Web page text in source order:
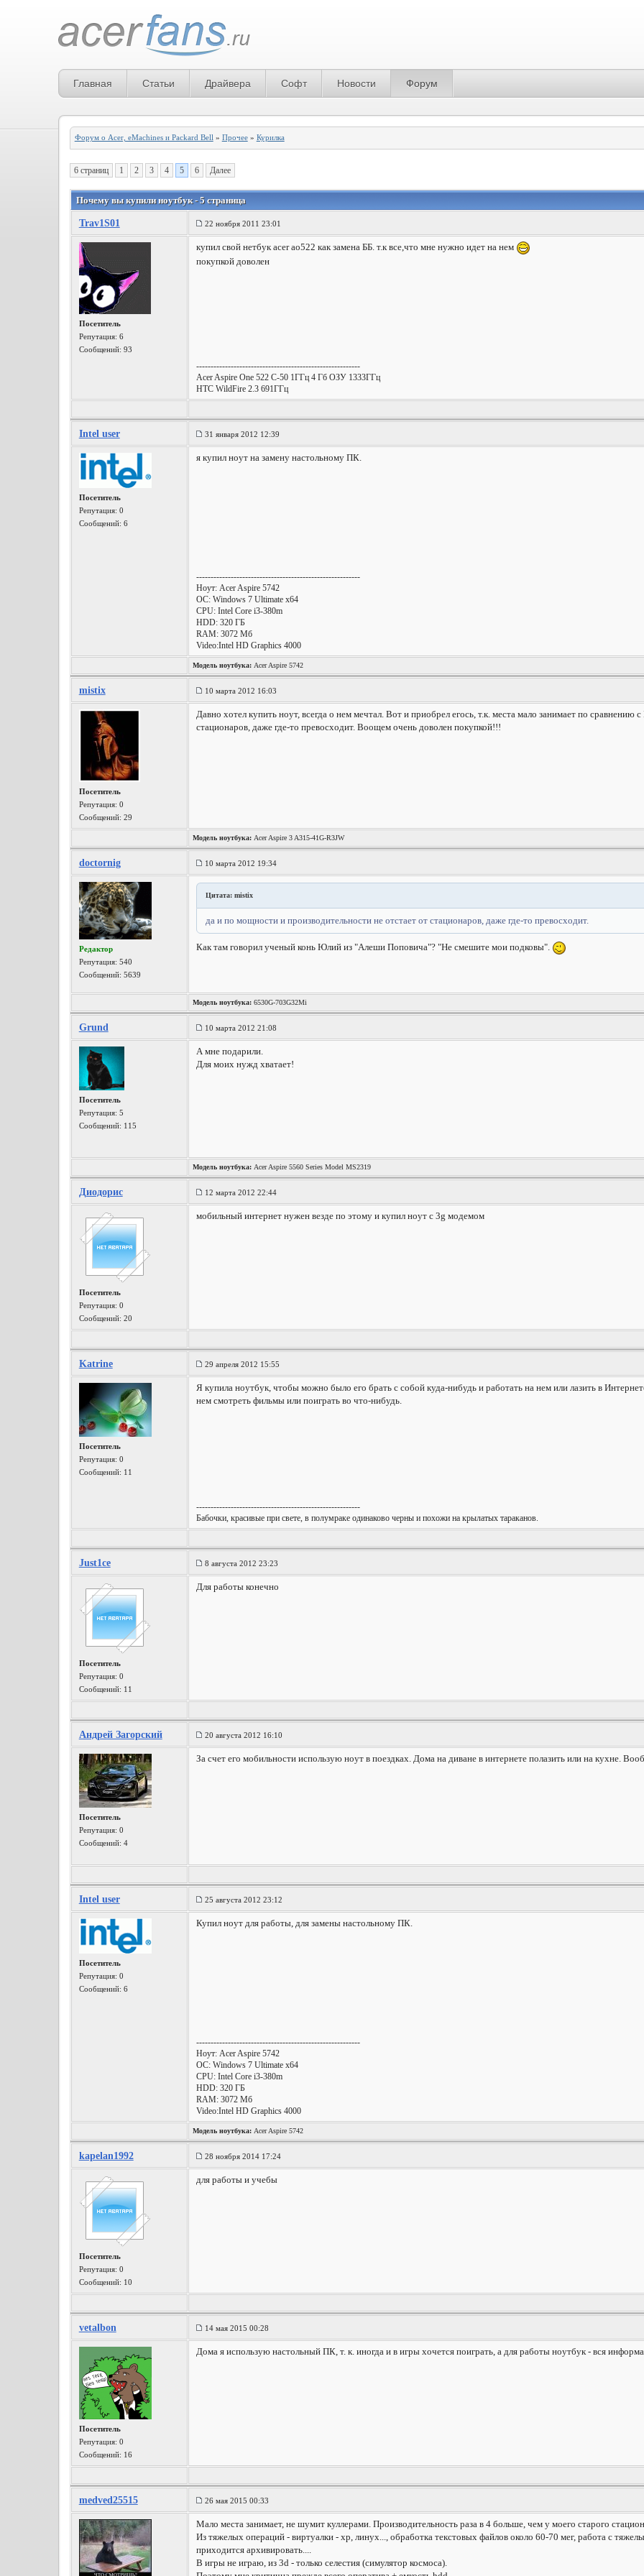
Главная Статьи Драйвера Софт Новости Форум
Форум о Acer, eMachines и Packard Bell » Прочее» Курилка
6 страниц 1 2 3 4 5 6 Далее
Почему вы купили ноутбук - 5 страница
Trav1S01 22 ноября 2011 23:01
Посетитель
Репутация: 6
Сообщений: 93
купил свой нетбук acer ao522 как замена ББ. т.к все,что мне нужно идет на нем
покупкой доволен
---------------------------------------------------------
Acer Aspire One 522 C-50 1ГГц 4 Гб ОЗУ 1333ГГц
HTC WildFire 2.3 691ГГц
Intel user 31 января 2012 12:39
Посетитель
Репутация: 0
Сообщений: 6
я купил ноут на замену настольному ПК.
---------------------------------------------------------
Ноут: Acer Aspire 5742
OC: Windows 7 Ultimate x64
CPU: Intel Core i3-380m
HDD: 320 ГБ
RAM: 3072 Мб
Video:Intel HD Graphics 4000
Модель ноутбука:Acer Aspire 5742
mistix 10 марта 2012 16:03
Посетитель
Репутация: 0
Сообщений: 29
Давно хотел купить ноут, всегда о нем мечтал. Вот и приобрел егось, т.к. места мало занимает по
стационаров, даже где-то превосходит. Воощем очень доволен покупкой!!!
Модель ноутбука:Acer Aspire 3 A315-41G-R3JW
doctornig 10 марта 2012 19:34
Редактор
Репутация: 540
Сообщений: 5639
Цитата: mistix
да и по мощности и производительности не отстает от стационаров, даже где-то превосходит.
Как там говорил ученый конь Юлий из "Алеши Поповича"? "Не смешите мои подковы".
Модель ноутбука:6530G-703G32Mi
Grund 10 марта 2012 21:08
Посетитель
Репутация: 5
Сообщений: 115
А мне подарили.
Для моих нужд хватает!
Модель ноутбука:Acer Aspire 5560 Series Model MS2319
Диодорис 12 марта 2012 22:44
Посетитель
Репутация: 0
Сообщений: 20
мобильный интернет нужен везде по этому и купил ноут с 3g модемом
Katrine 29 апреля 2012 15:55
Посетитель
Репутация: 0
Сообщений: 11
Я купила ноутбук, чтобы можно было его брать с собой куда-нибудь и работать на нем или лазить в
нем смотреть фильмы или поиграть во что-нибудь.
---------------------------------------------------------
Бабочки, красивые при свете, в полумраке одинаково черны и похожи на крылатых тараканов.
Just1ce 8 августа 2012 23:23
Посетитель
Репутация: 0
Сообщений: 11
Для работы конечно
Андрей Загорский 20 августа 2012 16:10
Посетитель
Репутация: 0
Сообщений: 4
За счет его мобильности использую ноут в поездках. Дома на диване в интернете полазить или на кухне.
Intel user 25 августа 2012 23:12
Посетитель
Репутация: 0
Сообщений: 6
Купил ноут для работы, для замены настольному ПК.
---------------------------------------------------------
Ноут: Acer Aspire 5742
OC: Windows 7 Ultimate x64
CPU: Intel Core i3-380m
HDD: 320 ГБ
RAM: 3072 Мб
Video:Intel HD Graphics 4000
Модель ноутбука:Acer Aspire 5742
kapelan1992 28 ноября 2014 17:24
Посетитель
Репутация: 0
Сообщений: 10
для работы и учебы
vetalbon 14 мая 2015 00:28
Посетитель
Репутация: 0
Сообщений: 16
Дома я использую настольный ПК, т. к. иногда и в игры хочется поиграть, а для работы ноутбук - вся
medved25515 26 мая 2015 00:33
Мало места занимает, не шумит куллерами. Производительность раза в 4 больше, чем у моего старого
Из тяжелых операций - виртуалки - хр, линух..., обработка текстовых файлов около 60-70 мег, работа с
приходится архивировать....
В игры не играю, из 3d - только селестия (симулятор космоса).